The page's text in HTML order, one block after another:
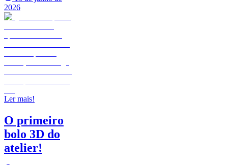
2026
Ler mais!
O primeiro
bolo 3D do
atelier!